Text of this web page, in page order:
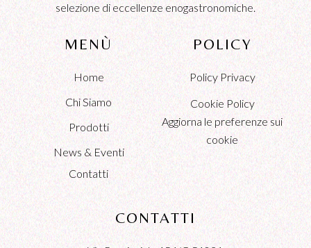
selezione di eccellenze enogastronomiche.
MENÙ
Home
Chi Siamo
Prodotti
News & Eventi
Contatti
POLICY
Policy Privacy
Cookie Policy
Aggiorna le preferenze sui
cookie
CONTATTI